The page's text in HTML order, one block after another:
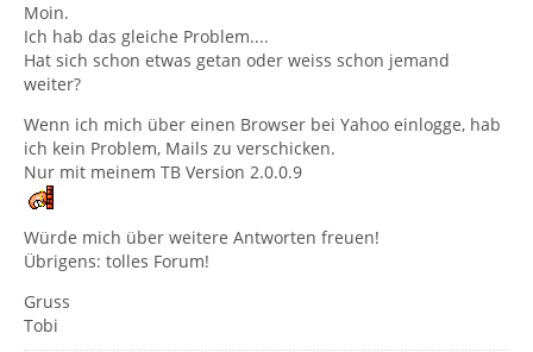
Moin.
Ich hab das gleiche Problem....
Hat sich schon etwas getan oder weiss schon jemand
weiter?
Wenn ich mich über einen Browser bei Yahoo einlogge, hab
ich kein Problem, Mails zu verschicken.
Nur mit meinem TB Version 2.0.0.9
Würde mich über weitere Antworten freuen!
Übrigens: tolles Forum!
Gruss
Tobi